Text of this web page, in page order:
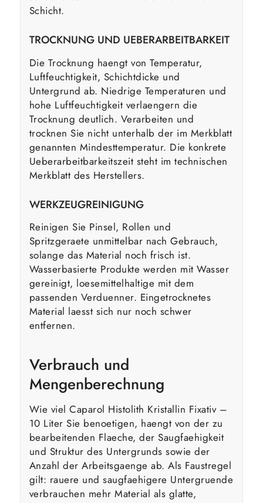
Schicht.
TROCKNUNG UND UEBERARBEITBARKEIT
Die Trocknung haengt von Temperatur,
Luftfeuchtigkeit, Schichtdicke und
Untergrund ab. Niedrige Temperaturen und
hohe Luftfeuchtigkeit verlaengern die
Trocknung deutlich. Verarbeiten und
trocknen Sie nicht unterhalb der im Merkblatt
genannten Mindesttemperatur. Die konkrete
Ueberarbeitbarkeitszeit steht im technischen
Merkblatt des Herstellers.
WERKZEUGREINIGUNG
Reinigen Sie Pinsel, Rollen und
Spritzgeraete unmittelbar nach Gebrauch,
solange das Material noch frisch ist.
Wasserbasierte Produkte werden mit Wasser
gereinigt, loesemittelhaltige mit dem
passenden Verduenner. Eingetrocknetes
Material laesst sich nur noch schwer
entfernen.
Verbrauch und
Mengenberechnung
Wie viel Caparol Histolith Kristallin Fixativ –
10 Liter Sie benoetigen, haengt von der zu
bearbeitenden Flaeche, der Saugfaehigkeit
und Struktur des Untergrunds sowie der
Anzahl der Arbeitsgaenge ab. Als Faustregel
gilt: rauere und saugfaehigere Untergruende
verbrauchen mehr Material als glatte,